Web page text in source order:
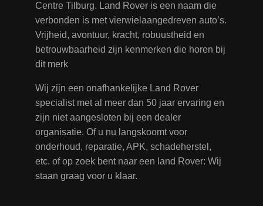
Centre Tilburg. Land Rover is een naam die
verbonden is met vierwielaangedreven auto’s.
Vrijheid, avontuur, kracht, robuustheid en
betrouwbaarheid zijn kenmerken die horen bij
dit merk
Wij zijn een onafhankelijke Land Rover
specialist met al meer dan 50 jaar ervaring en
zijn niet aangesloten bij een dealer
organisatie. Of u nu langskoomt voor
onderhoud, reparatie, APK, schadeherstel,
etc. of op zoek bent naar een land Rover: Wij
staan graag voor u klaar.